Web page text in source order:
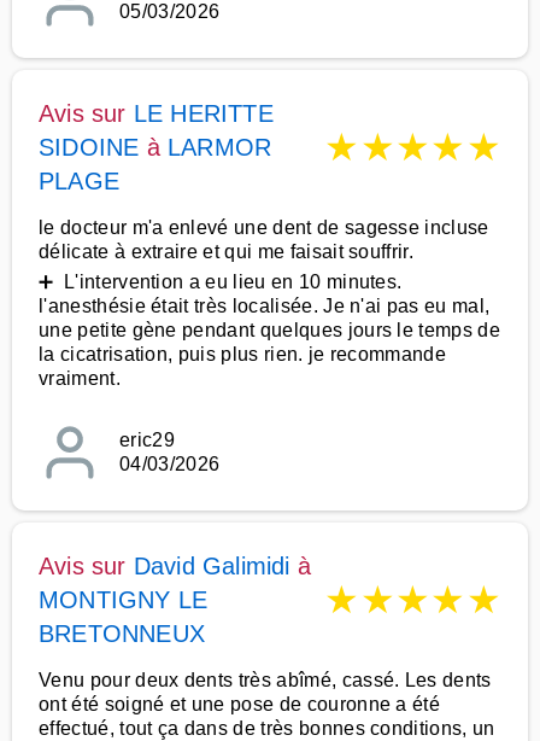
05/03/2026
Avis sur LE HERITTE
SIDOINE à LARMOR
PLAGE
★★★★★
le docteur m'a enlevé une dent de sagesse incluse
délicate à extraire et qui me faisait souffrir.
➕ L'intervention a eu lieu en 10 minutes.
l'anesthésie était très localisée. Je n'ai pas eu mal,
une petite gène pendant quelques jours le temps de
la cicatrisation, puis plus rien. je recommande
vraiment.
eric29
04/03/2026
Avis sur David Galimidi à
MONTIGNY LE
BRETONNEUX
★★★★★
Venu pour deux dents très abîmé, cassé. Les dents
ont été soigné et une pose de couronne a été
effectué, tout ça dans de très bonnes conditions, un